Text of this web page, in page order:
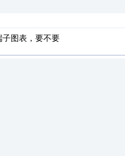
图表，要不要